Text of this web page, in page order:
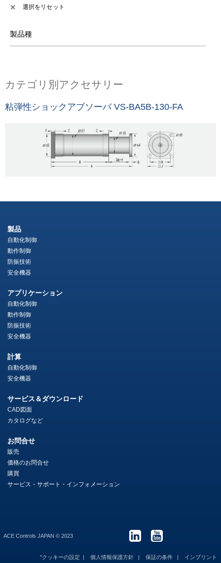
✕ 選択をリセット
製品種
カテゴリ別アクセサリー
粘弾性ショックアブソーバ VS-BA5B-130-FA
製品
自動化制御
動作制御
防振技術
安全機器
アプリケーション
自動化制御
動作制御
防振技術
安全機器
計算
自動化制御
安全機器
サービス＆ダウンロード
CAD図面
カタログなど
お問合せ
販売
価格のお問合せ
購買
サービス・サポート・インフォメーション
ACE Controls JAPAN © 2023
"クッキーの設定 個人情報保護方針 保証の条件 インプリント